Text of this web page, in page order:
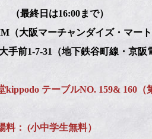
は16:00まで）
大阪マーチャンダイズ・マート
手前1-7-31（地下鉄谷町線・京
テーブルNO. 159& 160（
(小中学生無料）